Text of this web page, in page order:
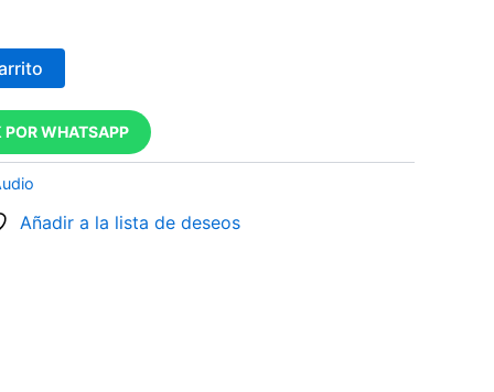
WHATSAPP
Añadir a la lista de deseos